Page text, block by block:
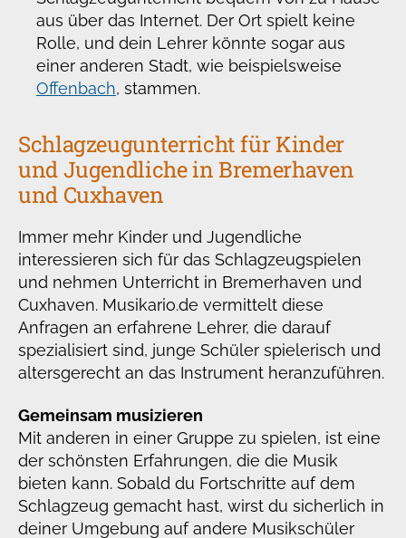
aus über das Internet. Der Ort spielt keine
Rolle, und dein Lehrer könnte sogar aus
einer anderen Stadt, wie beispielsweise
Offenbach, stammen.
Schlagzeugunterricht für Kinder
und Jugendliche in Bremerhaven
und Cuxhaven
Immer mehr Kinder und Jugendliche
interessieren sich für das Schlagzeugspielen
und nehmen Unterricht in Bremerhaven und
Cuxhaven. Musikario.de vermittelt diese
Anfragen an erfahrene Lehrer, die darauf
spezialisiert sind, junge Schüler spielerisch und
altersgerecht an das Instrument heranzuführen.
Gemeinsam musizieren
Mit anderen in einer Gruppe zu spielen, ist eine
der schönsten Erfahrungen, die die Musik
bieten kann. Sobald du Fortschritte auf dem
Schlagzeug gemacht hast, wirst du sicherlich in
deiner Umgebung auf andere Musikschüler